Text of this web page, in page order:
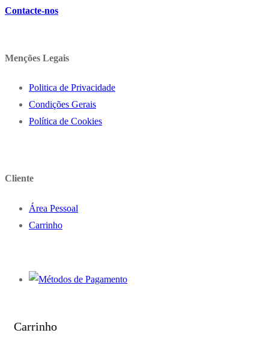
Contacte-nos
Menções Legais
Politica de Privacidade
Condições Gerais
Política de Cookies
Cliente
Área Pessoal
Carrinho
Carrinho